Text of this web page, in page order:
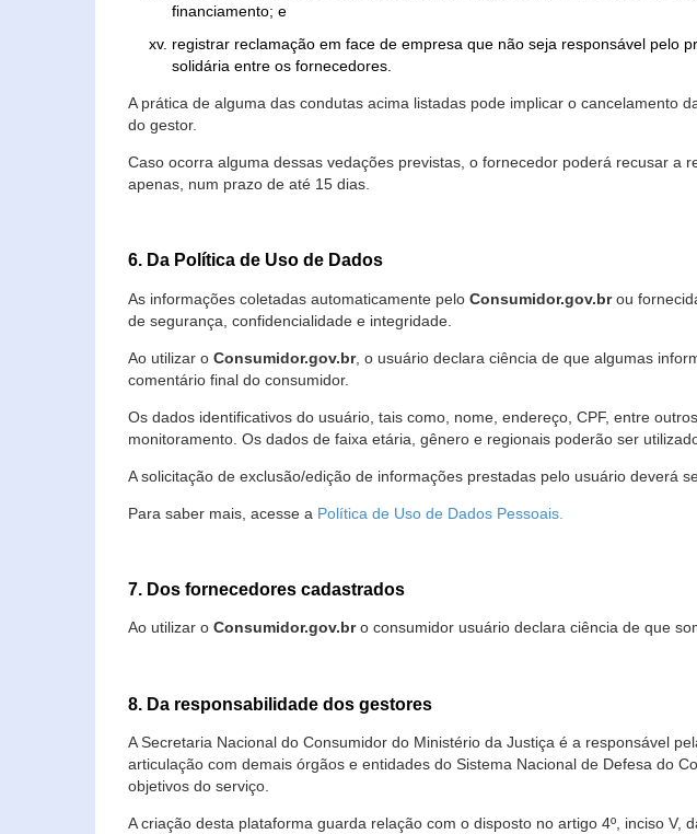
financiamento; e
registrar reclamação em face de empresa que não seja responsável pelo
solidária entre os fornecedores.
A prática de alguma das condutas acima listadas pode implicar o cancelamento
do gestor.
Caso ocorra alguma dessas vedações previstas, o fornecedor poderá recusar a
apenas, num prazo de até 15 dias.
6. Da Política de Uso de Dados
As informações coletadas automaticamente pelo Consumidor.gov.brou
de segurança, confidencialidade e integridade.
Ao utilizar o Consumidor.gov.br, o usuário declara ciência de que algumas
comentário final do consumidor.
Os dados identificativos do usuário, tais como, nome, endereço, CPF, entre
monitoramento. Os dados de faixa etária, gênero e regionais poderão ser
A solicitação de exclusão/edição de informações prestadas pelo usuário deverá
Para saber mais, acesse a Política de Uso de Dados Pessoais.
7. Dos fornecedores cadastrados
Ao utilizar o Consumidor.gov.bro consumidor usuário declara ciência de que
8. Da responsabilidade dos gestores
A Secretaria Nacional do Consumidor do Ministério da Justiça é a responsável
articulação com demais órgãos e entidades do Sistema Nacional de Defesa do
objetivos do serviço.
A criação desta plataforma guarda relação com o disposto no artigo 4º, inciso V,